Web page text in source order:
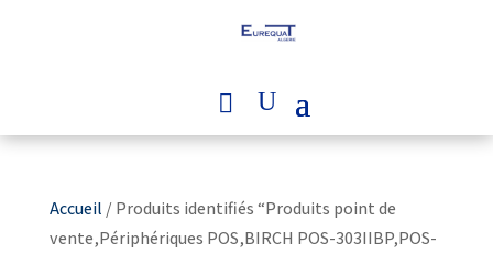
Accueil / Produits identifiés “Produits point de
vente,Périphériques POS,BIRCH POS-303IIBP,POS-